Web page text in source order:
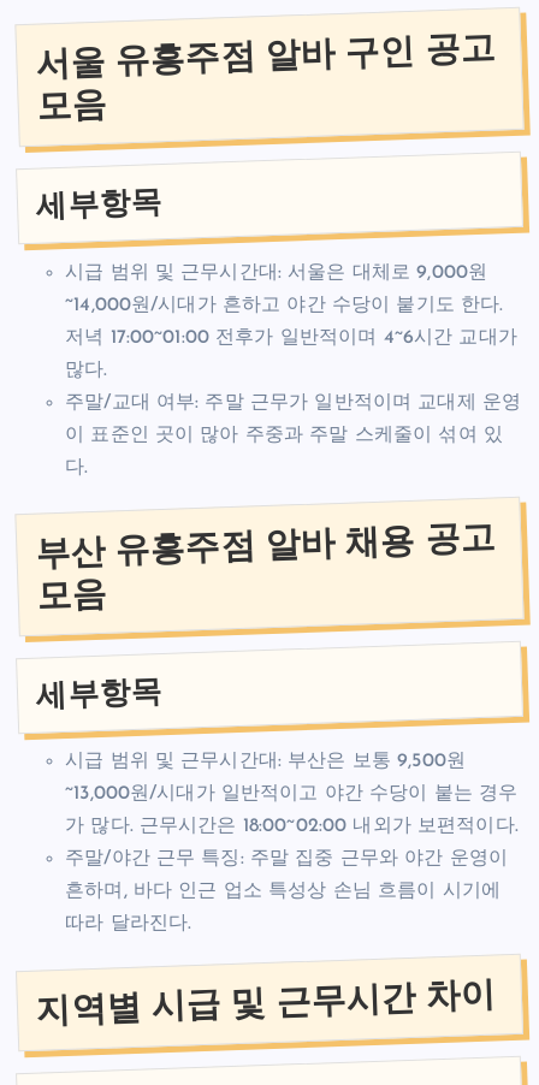
서울 유흥주점 알바 구인 공고
모음
세부항목
시급 범위 및 근무시간대: 서울은 대체로 9,000원
~14,000원/시대가 흔하고 야간 수당이 붙기도 한다.
저녁 17:00~01:00 전후가 일반적이며 4~6시간 교대가
많다.
주말/교대 여부: 주말 근무가 일반적이며 교대제 운영
이 표준인 곳이 많아 주중과 주말 스케줄이 섞여 있
다.
부산 유흥주점 알바 채용 공고
모음
세부항목
시급 범위 및 근무시간대: 부산은 보통 9,500원
~13,000원/시대가 일반적이고 야간 수당이 붙는 경우
가 많다. 근무시간은 18:00~02:00 내외가 보편적이다.
주말/야간 근무 특징: 주말 집중 근무와 야간 운영이
흔하며, 바다 인근 업소 특성상 손님 흐름이 시기에
따라 달라진다.
지역별 시급 및 근무시간 차이